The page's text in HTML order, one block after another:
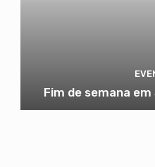
Fim de semana